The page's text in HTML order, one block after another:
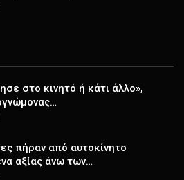
στο κινητό ή κάτι άλλο»,
πήραν από αυτοκίνητο
αξίας άνω των…